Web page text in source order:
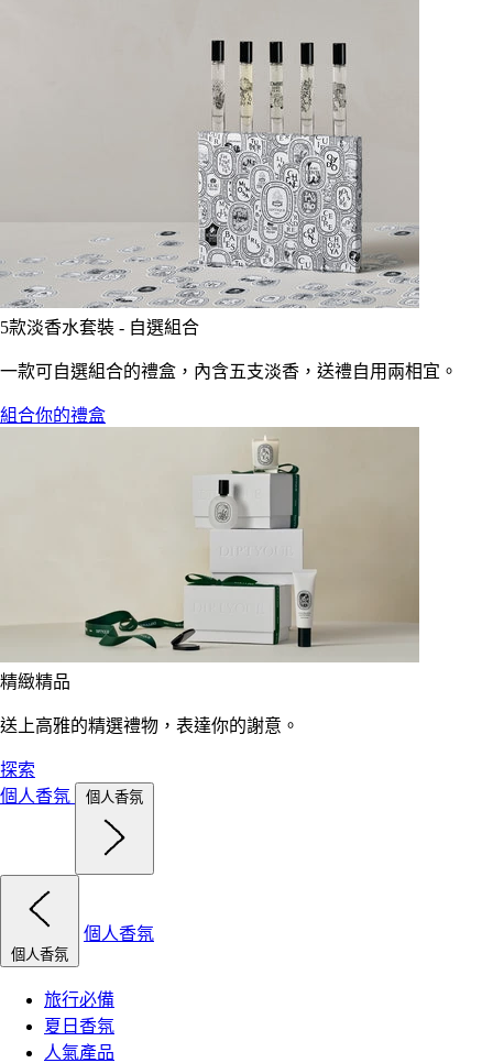
5款淡香水套裝 - 自選組合
一款可自選組合的禮盒，內含五支淡香，送禮自用兩相宜。
組合你的禮盒
精緻精品
送上高雅的精選禮物，表達你的謝意。
探索
個人香氛
個人香氛
個人香氛
個人香氛
旅行必備
夏日香氛
人氣產品